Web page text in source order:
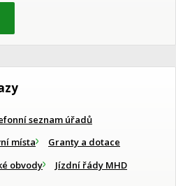
seznam úřadů
místa
Granty a dotace
obvody Jízdní řády MHD